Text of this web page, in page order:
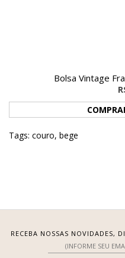
Bolsa Vintage
Tags: couro, bege
RECEBA NOSSAS NOVIDADES,